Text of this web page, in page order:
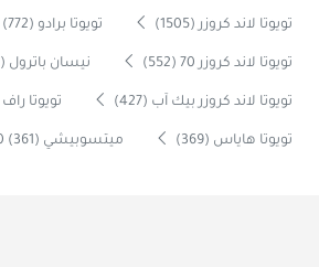
تويوتا لاند كروزر (1505) تويوتا برادو (772)
تويوتا لاند كروزر 70 (552) نيسان باترول (427)
تويوتا لاند كروزر بيك آب (427) تويوتا راف ٤ (375)
تويوتا هاياس (369) ميتسوبيشي L200 (361)